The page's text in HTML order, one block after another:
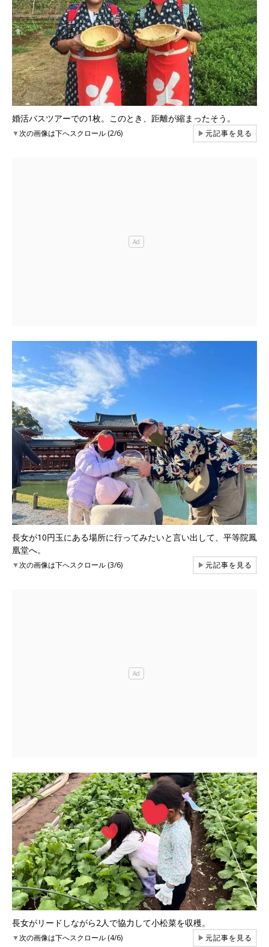
婚活バスツアーでの1枚。このとき、距離が縮まったそう。
▼次の画像は下へスクロール (2/6) ▶元記事を見る
長女が10円玉にある場所に行ってみたいと言い出して、平等院鳳
凰堂へ。
▼次の画像は下へスクロール (3/6) ▶元記事を見る
長女がリードしながら2人で協力して小松菜を収穫。
▼次の画像は下へスクロール (4/6) ▶元記事を見る